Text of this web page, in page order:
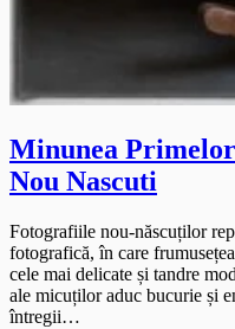
Minunea
Nou Nascuti
Fotografiile nou-născuților
fotografică, în care
cele mai delicate și tandre
ale micuților aduc bucurie și
întregii…